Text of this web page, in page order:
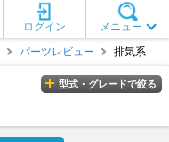
メニュー
ログイン
パーツレビュー 排気系
型式・グレードで絞る